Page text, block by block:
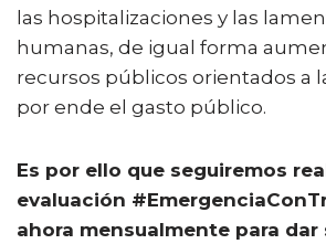
las hospitalizaciones y las
humanas, de igual forma
recursos públicos orientados a
por ende el gasto público.
Es por ello que seguiremos
evaluación
ahora mensualmente para